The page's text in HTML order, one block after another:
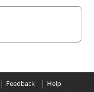
Feedback
Help